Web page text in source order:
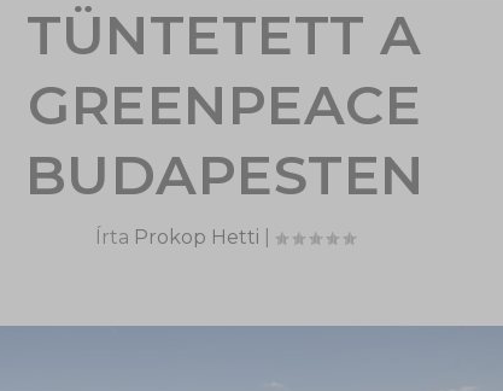
TÜNTETETT A
GREENPEACE
BUDAPESTEN
Írta Prokop Hetti